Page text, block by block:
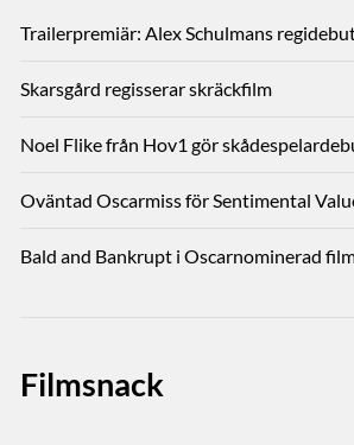
Trailerpremiär: Alex Schulmans
Skarsgård regisserar skräckfilm
Noel Flike från Hov1 gör
Oväntad Oscarmiss för Sentimental
Bald and Bankrupt i Oscarnominerad
Filmsnack